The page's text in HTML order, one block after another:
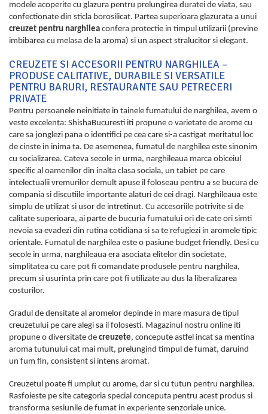
modele acoperite cu glazura pentru prelungirea duratei de viata, sau
confectionate din sticla borosilicat. Partea superioara glazurata a unui
creuzet pentru narghilea confera protectie in timpul utilizarii (previne
imbibarea cu melasa de la aroma) si un aspect stralucitor si elegant.
CREUZETE SI ACCESORII PENTRU NARGHILEA –
PRODUSE CALITATIVE, DURABILE SI VERSATILE
PENTRU BARURI, RESTAURANTE SAU PETRECERI
PRIVATE
Pentru persoanele neinitiate in tainele fumatului de narghilea, avem o
veste excelenta: ShishaBucuresti iti propune o varietate de arome cu
care sa jonglezi pana o identifici pe cea care si-a castigat meritatul loc
de cinste in inima ta. De asemenea, fumatul de narghilea este sinonim
cu socializarea. Cateva secole in urma, narghileaua marca obiceiul
specific al oamenilor din inalta clasa sociala, un tabiet pe care
intelectualii vremurilor demult apuse il foloseau pentru a se bucura de
compania si discutiile importante alaturi de cei dragi. Narghileaua este
simplu de utilizat si usor de intretinut. Cu accesoriile potrivite si de
calitate superioara, ai parte de bucuria fumatului ori de cate ori simti
nevoia sa evadezi din rutina cotidiana si sa te refugiezi in aromele tipic
orientale. Fumatul de narghilea este o pasiune budget friendly. Desi cu
secole in urma, narghileaua era asociata elitelor din societate,
simplitatea cu care pot fi comandate produsele pentru narghilea,
precum si usurinta prin care pot fi utilizate au dus la liberalizarea
costurilor.
Gradul de densitate al aromelor depinde in mare masura de tipul
creuzetului pe care alegi sa il folosesti. Magazinul nostru online iti
propune o diversitate de creuzete, concepute astfel incat sa mentina
aroma tutunului cat mai mult, prelungind timpul de fumat, daruind
un fum fin, consistent si intens aromat.
Creuzetul poate fi umplut cu arome, dar si cu tutun pentru narghilea.
Rasfoieste pe site categoria special conceputa pentru acest produs si
transforma sesiunile de fumat in experiente senzoriale unice.